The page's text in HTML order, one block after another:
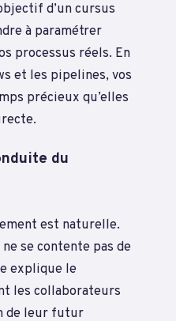
d’un cursus
à paramétrer
processus réels. En
et les pipelines, vos
précieux qu’elles
du
est naturelle.
se contente pas de
explique le
les collaborateurs
de leur futur